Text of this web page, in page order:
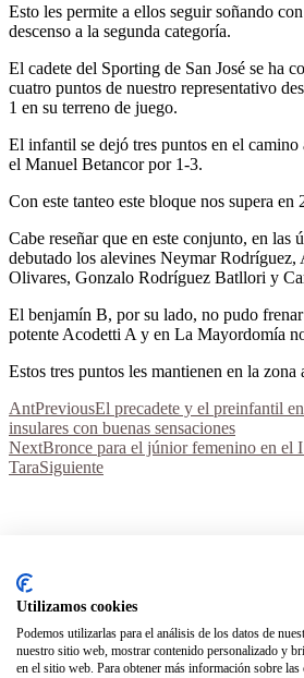
Esto les permite a ellos seguir soñando
descenso a la segunda categoría.
El cadete del Sporting de San José se ha
cuatro puntos de nuestro representativo
1 en su terreno de juego.
El infantil se dejó tres puntos en el
el Manuel Betancor por 1-3.
Con este tanteo este bloque nos supera en
Cabe reseñar que en este conjunto, en las
debutado los alevines Neymar
Olivares, Gonzalo Rodríguez Batllori y
El benjamín B, por su lado, no pudo
potente Acodetti A y en La Mayordomía
Estos tres puntos les mantienen en la zona
AntPreviousEl precadete y el preinfantil
insulares con buenas sensaciones
NextBronce para el júnior femenino en el
TaraSiguiente
Política de cookies
Inicio
Transparencia
Utilizamos cookies
Podemos utilizarlas para el análisis de los datos de
nuestro sitio web, mostrar contenido personalizado y
en el sitio web. Para obtener más información sobre